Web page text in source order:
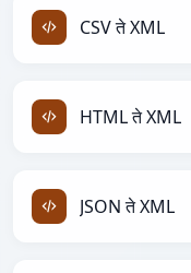
CSV ते XML
HTML ते XML
JSON ते XML